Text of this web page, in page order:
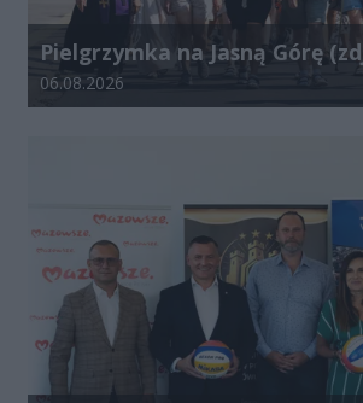
Pielgrzymka na Jasną Górę
Data dodania galerii:
06.08.2026